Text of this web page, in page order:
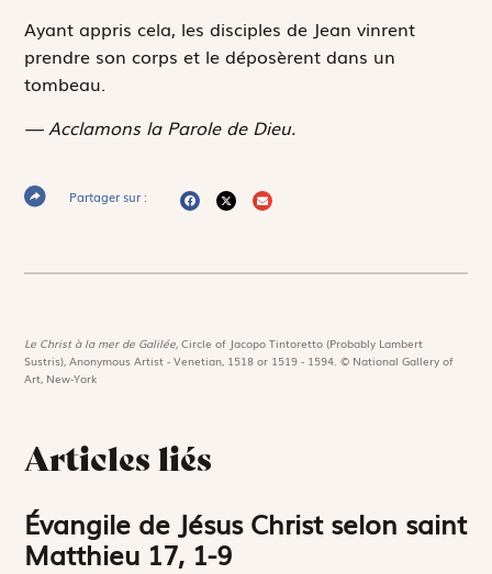
Ayant appris cela, les disciples de Jean vinrent
prendre son corps et le déposèrent dans un
tombeau.
— Acclamons la Parole de Dieu.
Partager sur :
Le Christ à la mer de Galilée,Circle of Jacopo Tintoretto (Probably Lambert
Sustris), Anonymous Artist - Venetian, 1518 or 1519 - 1594. © National Gallery of
Art, New-York
Articles liés
Évangile de Jésus Christ selon saint
Matthieu 17, 1-9